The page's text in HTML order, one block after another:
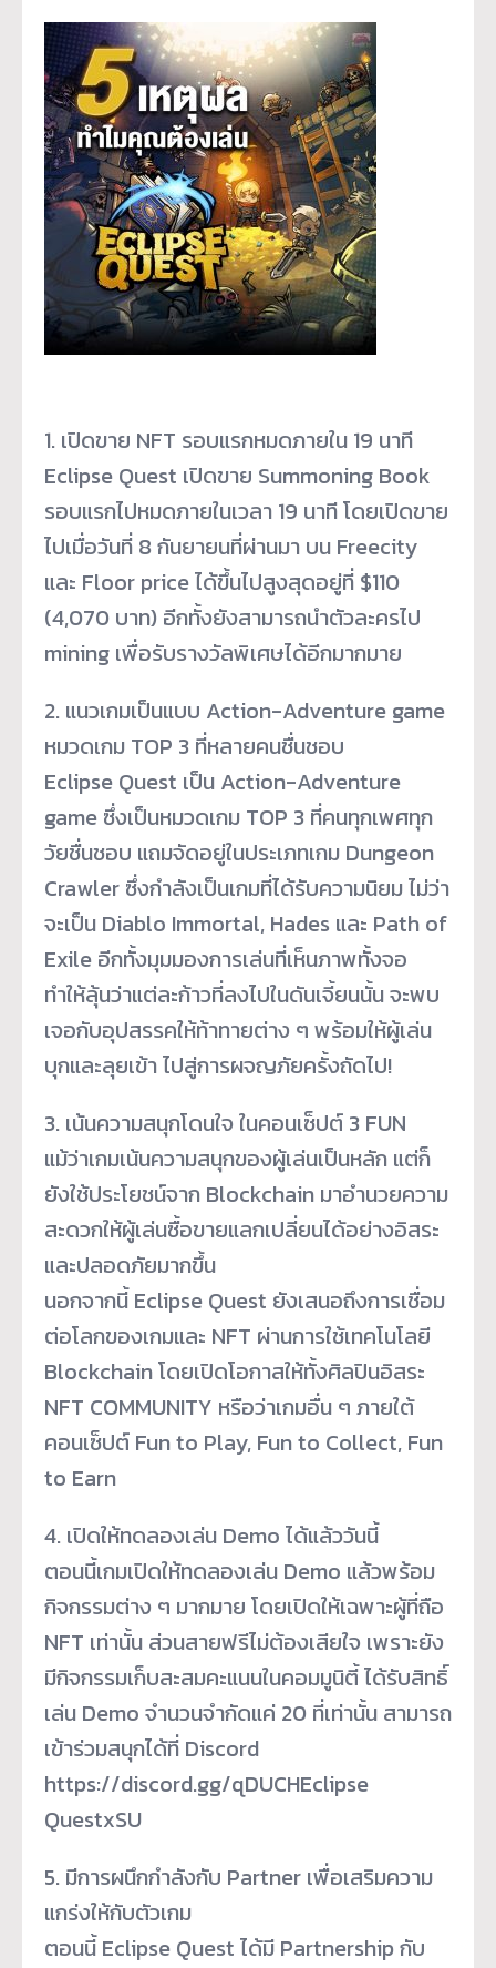
1. เปิดขาย NFT รอบแรกหมดภายใน 19 นาที
Eclipse Quest เปิดขาย Summoning Book
รอบแรกไปหมดภายในเวลา 19 นาที โดยเปิดขาย
ไปเมื่อวันที่ 8 กันยายนที่ผ่านมา บน Freecity
และ Floor price ได้ขึ้นไปสูงสุดอยู่ที่ $110
(4,070 บาท) อีกทั้งยังสามารถนำตัวละครไป
mining เพื่อรับรางวัลพิเศษได้อีกมากมาย
2. แนวเกมเป็นแบบ Action-Adventure game
หมวดเกม TOP 3 ที่หลายคนชื่นชอบ
Eclipse Quest เป็น Action-Adventure
game ซึ่งเป็นหมวดเกม TOP 3 ที่คนทุกเพศทุก
วัยชื่นชอบ แถมจัดอยู่ในประเภทเกม Dungeon
Crawler ซึ่งกำลังเป็นเกมที่ได้รับความนิยม ไม่ว่า
จะเป็น Diablo Immortal, Hades และ Path of
Exile อีกทั้งมุมมองการเล่นที่เห็นภาพทั้งจอ
ทำให้ลุ้นว่าแต่ละก้าวที่ลงไปในดันเจี้ยนนั้น จะพบ
เจอกับอุปสรรคให้ท้าทายต่าง ๆ พร้อมให้ผู้เล่น
บุกและลุยเข้า ไปสู่การผจญภัยครั้งถัดไป!
3. เน้นความสนุกโดนใจ ในคอนเซ็ปต์ 3 FUN
แม้ว่าเกมเน้นความสนุกของผู้เล่นเป็นหลัก แต่ก็
ยังใช้ประโยชน์จาก Blockchain มาอำนวยความ
สะดวกให้ผู้เล่นซื้อขายแลกเปลี่ยนได้อย่างอิสระ
และปลอดภัยมากขึ้น
นอกจากนี้ Eclipse Quest ยังเสนอถึงการเชื่อม
ต่อโลกของเกมและ NFT ผ่านการใช้เทคโนโลยี
Blockchain โดยเปิดโอกาสให้ทั้งศิลปินอิสระ
NFT COMMUNITY หรือว่าเกมอื่น ๆ ภายใต้
คอนเซ็ปต์ Fun to Play, Fun to Collect, Fun
to Earn
4. เปิดให้ทดลองเล่น Demo ได้แล้ววันนี้
ตอนนี้เกมเปิดให้ทดลองเล่น Demo แล้วพร้อม
กิจกรรมต่าง ๆ มากมาย โดยเปิดให้เฉพาะผู้ที่ถือ
NFT เท่านั้น ส่วนสายฟรีไม่ต้องเสียใจ เพราะยัง
มีกิจกรรมเก็บสะสมคะแนนในคอมมูนิตี้ ได้รับสิทธิ์
เล่น Demo จำนวนจำกัดแค่ 20 ที่เท่านั้น สามารถ
เข้าร่วมสนุกได้ที่ Discord
https://discord.gg/qDUCHEclipse
QuestxSU
5. มีการผนึกกำลังกับ Partner เพื่อเสริมความ
แกร่งให้กับตัวเกม
ตอนนี้ Eclipse Quest ได้มี Partnership กับ